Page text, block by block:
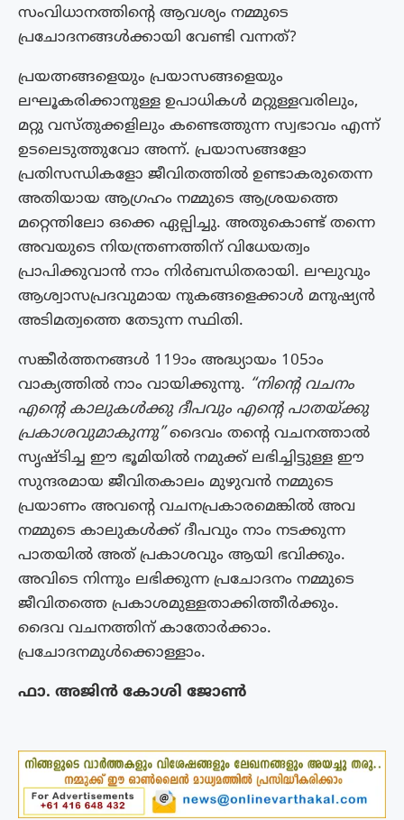
സംവിധാനത്തിൻ്റെ ആവശ്യം നമ്മുടെ
പ്രചോദനങ്ങൾക്കായി വേണ്ടി വന്നത്?
പ്രയത്നങ്ങളെയും പ്രയാസങ്ങളെയും
ലഘൂകരിക്കാനുള്ള ഉപാധികൾ മറ്റുള്ളവരിലും,
മറ്റു വസ്‌തുക്കളിലും കണ്ടെത്തുന്ന സ്വഭാവം എന്ന്
ഉടലെടുത്തുവോ അന്ന്. പ്രയാസങ്ങളോ
പ്രതിസന്ധികളോ ജീവിതത്തിൽ ഉണ്ടാകരുതെന്ന
അതിയായ ആഗ്രഹം നമ്മുടെ ആശ്രയത്തെ
മറ്റെന്തിലോ ഒക്കെ ഏല്പിച്ചു. അതുകൊണ്ട് തന്നെ
അവയുടെ നിയന്ത്രണത്തിന് വിധേയത്വം
പ്രാപിക്കുവാൻ നാം നിർബന്ധിതരായി. ലഘുവും
ആശ്വാസപ്രദവുമായ നുകങ്ങളെക്കാൾ മനുഷ്യൻ
അടിമത്വത്തെ തേടുന്ന സ്ഥിതി.
സങ്കീർത്തനങ്ങൾ 119ാം അദ്ധ്യായം 105ാം
വാക്യത്തിൽ നാം വായിക്കുന്നു. “നിൻ്റെ വചനം
എൻ്റെ കാലുകൾക്കു ദീപവും എൻ്റെ പാതയ്ക്കു
പ്രകാശവുമാകുന്നു”ദൈവം തൻ്റെ വചനത്താൽ
സൃഷ്ടിച്ച ഈ ഭൂമിയിൽ നമുക്ക് ലഭിച്ചിട്ടുള്ള ഈ
സുന്ദരമായ ജീവിതകാലം മുഴുവൻ നമ്മുടെ
പ്രയാണം അവൻ്റെ വചനപ്രകാരമെങ്കിൽ അവ
നമ്മുടെ കാലുകൾക്ക് ദീപവും നാം നടക്കുന്ന
പാതയിൽ അത് പ്രകാശവും ആയി ഭവിക്കും.
അവിടെ നിന്നും ലഭിക്കുന്ന പ്രചോദനം നമ്മുടെ
ജീവിതത്തെ പ്രകാശമുള്ളതാക്കിത്തീർക്കും.
ദൈവ വചനത്തിന് കാതോർക്കാം.
പ്രചോദനമുൾക്കൊള്ളാം.
ഫാ. അജിൻ കോശി ജോൺ